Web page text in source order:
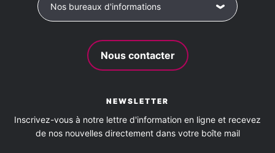
Nos bureaux d'informations
Nous contacter
NEWSLETTER
Inscrivez-vous à notre lettre d'information en ligne et recevez
de nos nouvelles directement dans votre boîte mail